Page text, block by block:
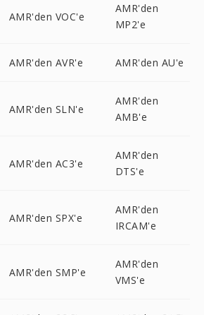
AMR'den VOC'e
AMR'den
MP2'e
AMR'den AVR'e AMR'den AU'e
AMR'den SLN'e
AMR'den
AMB'e
AMR'den AC3'e
AMR'den
DTS'e
AMR'den SPX'e
AMR'den
IRCAM'e
AMR'den SMP'e
AMR'den
VMS'e